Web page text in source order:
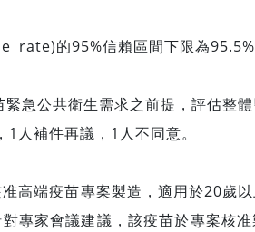
的95%信賴區間下限為95.5%
公共衛生需求之前提，評估整體
人補件再議，1人不同意。
端疫苗專案製造，適用於20歲以
專家會議建議，該疫苗於專案核